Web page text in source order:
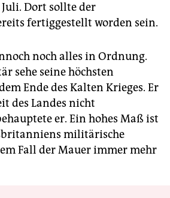
Dort sollte der
fertiggestellt worden sein.
noch alles in Ordnung.
sehe seine höchsten
Ende des Kalten Krieges. Er
des Landes nicht
er. Ein hohes Maß ist
militärische
Fall der Mauer immer mehr